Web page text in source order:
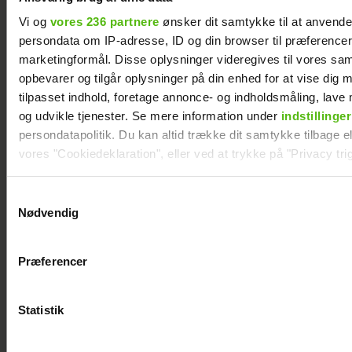
Vi og vores 236 partnere ønsker dit samtykke til at
persondata om IP-adresse, ID og din browser til
marketingformål. Disse oplysninger videregives til vores
opbevarer og tilgår oplysninger på din enhed for at vise dig
tilpasset indhold, foretage annonce- og indholdsmåling, lave
og udvikle tjenester. Se mere information under indstillinger
persondatapolitik. Du kan altid trække dit samtykke tilbage
vores "Cookiedeklaration", eller ved at trykke på "Privacy
Vi anvender egne cookies og cookies fra tredjeparter til at
generere statistik og huske dine præferencer samt til brug
Nødvendig
Præferencer
Statistik